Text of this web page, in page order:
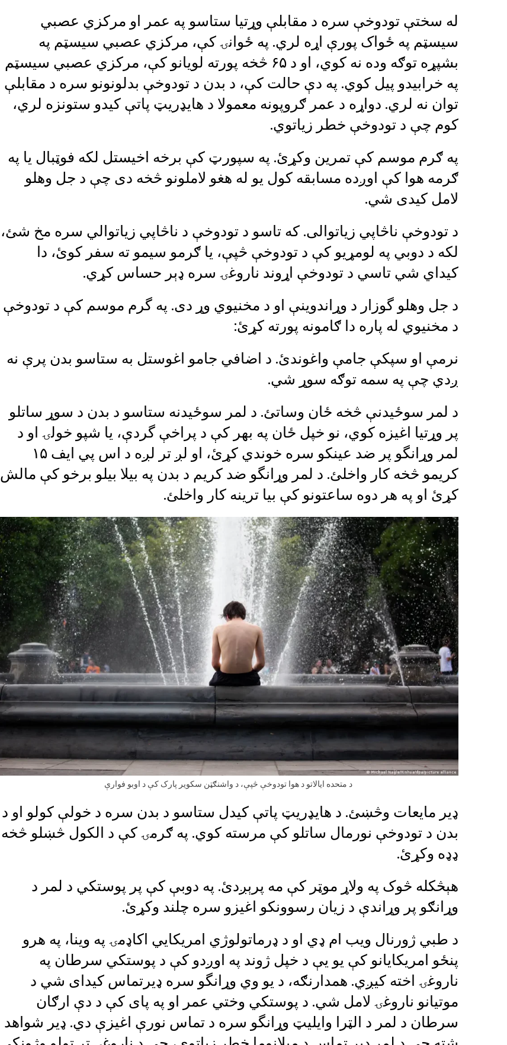
له سختې تودوخې سره د مقابلې وړتیا ستاسو په عمر او مرکزي عصبي
سیسټم په ځواک پورې اړه لري. په ځوانۍ کې، مرکزي عصبي سیسټم په
بشپړه توګه وده نه کوي، او د ۶۵ څخه پورته لویانو کې، مرکزي عصبي سیسټم
په خرابیدو پیل کوي. په دې حالت کې، د بدن د تودوخې بدلونونو سره د مقابلې
توان نه لري. دواړه د عمر ګروپونه معمولا د هایډریټ پاتې کیدو ستونزه لري،
کوم چې د تودوخې خطر زیاتوي.
په ګرم موسم کې تمرین وکړئ. په سپورټ کې برخه اخیستل لکه فوټبال یا په
ګرمه هوا کې اوږده مسابقه کول یو له هغو لاملونو څخه دی چې د جل وهلو
لامل کیدی شي.
د تودوخې ناڅاپي زیاتوالی. که تاسو د تودوخې د ناڅاپي زیاتوالي سره مخ شئ،
لکه د دوبي په لومړیو کې د تودوخې څپې، یا ګرمو سیمو ته سفر کوئ، دا
کيداي شي تاسي د تودوخې اړوند ناروغۍ سره ډېر حساس کړي.
د جل وهلو گوزار د وړاندوینې او د مخنیوي وړ دی. په گرم موسم کې د تودوخې
د مخنیوي له پاره دا ګامونه پورته کړئ:
نرمې او سپکې جامې واغوندئ. د اضافي جامو اغوستل به ستاسو بدن پرې نه
ږدي چې په سمه توګه سوړ شي.
د لمر سوځیدنې څخه ځان وساتئ. د لمر سوځیدنه ستاسو د بدن د سوړ ساتلو
پر وړتیا اغیزه کوي، نو خپل ځان په بهر کې د پراخې گردې، يا شپو خولۍ او د
لمر وړانگو پر ضد عینکو سره خوندي کړئ، او لږ تر لږه د اس پي ایف ۱۵
کریمو څخه کار واخلئ. د لمر وړانگو ضد کريم د بدن په بیلا بيلو برخو کې مالش
کړئ او په هر دوه ساعتونو کې بیا ترینه کار واخلئ.
د متحده ایالاتو د هوا تودوخې څپې، د واشنګټن سکویر پارک کې د اوبو فوارې
ډیر مایعات وڅښئ. د هایډریټ پاتې کیدل ستاسو د بدن سره د خولې کولو او د
بدن د تودوخې نورمال ساتلو کې مرسته کوي. په ګرمۍ کې د الکول څښلو څخه
ډډه وکړئ.
هېڅکله څوک په ولاړ موټر کې مه پرېږدئ. په دوبې کې پر پوستکي د لمر د
وړانګو پر وړاندې د زیان رسوونکو اغیزو سره چلند وکړئ.
د طبي ژورنال ويب ام ډي او د ډرماتولوژي امریکايي اکاډمۍ په وینا، په هرو
پنځو امریکایانو کې یو يې د خپل ژوند په اوږدو کې د پوستکي سرطان په
ناروغۍ اخته کيږي. همدارنګه، د يو وي وړانگو سره ډيرتماس کیدای شي د
موتیانو ناروغۍ لامل شي. د پوستکي وختي عمر او په پای کې د دې ارګان
سرطان د لمر د الټرا وایلیټ وړانگو سره د تماس نورې اغیزې دي. ډير شواهد